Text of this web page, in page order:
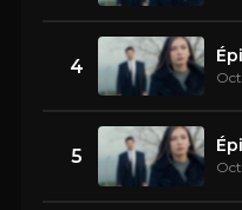
4
5